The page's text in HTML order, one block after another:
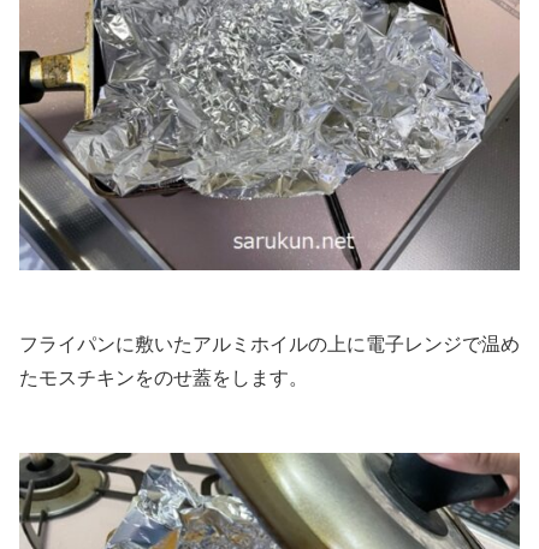
フライパンに敷いたアルミホイルの上に電子レンジで温め
たモスチキンをのせ蓋をします。